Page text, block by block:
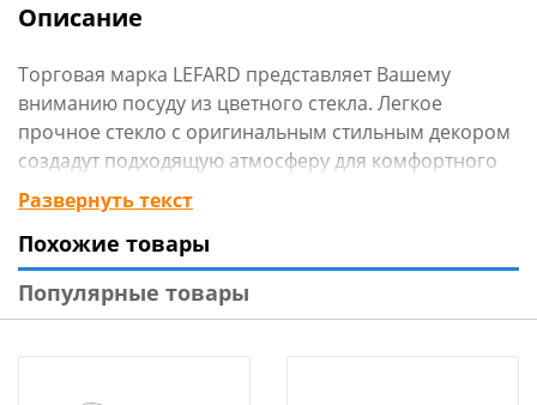
Описание
Торговая марка LEFARD представляет Вашему
вниманию посуду из цветного стекла. Легкое
прочное стекло с оригинальным стильным декором
создадут подходящую атмосферу для комфортного
застолья.
Все изделия данной коллекции проходят
тщательную отборку и контроль качества; они
сертифицированы и безопасны для ежедневого
Развернуть текст
Похожие товары
Популярные товары